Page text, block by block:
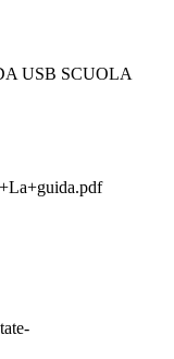
USB SCUOLA